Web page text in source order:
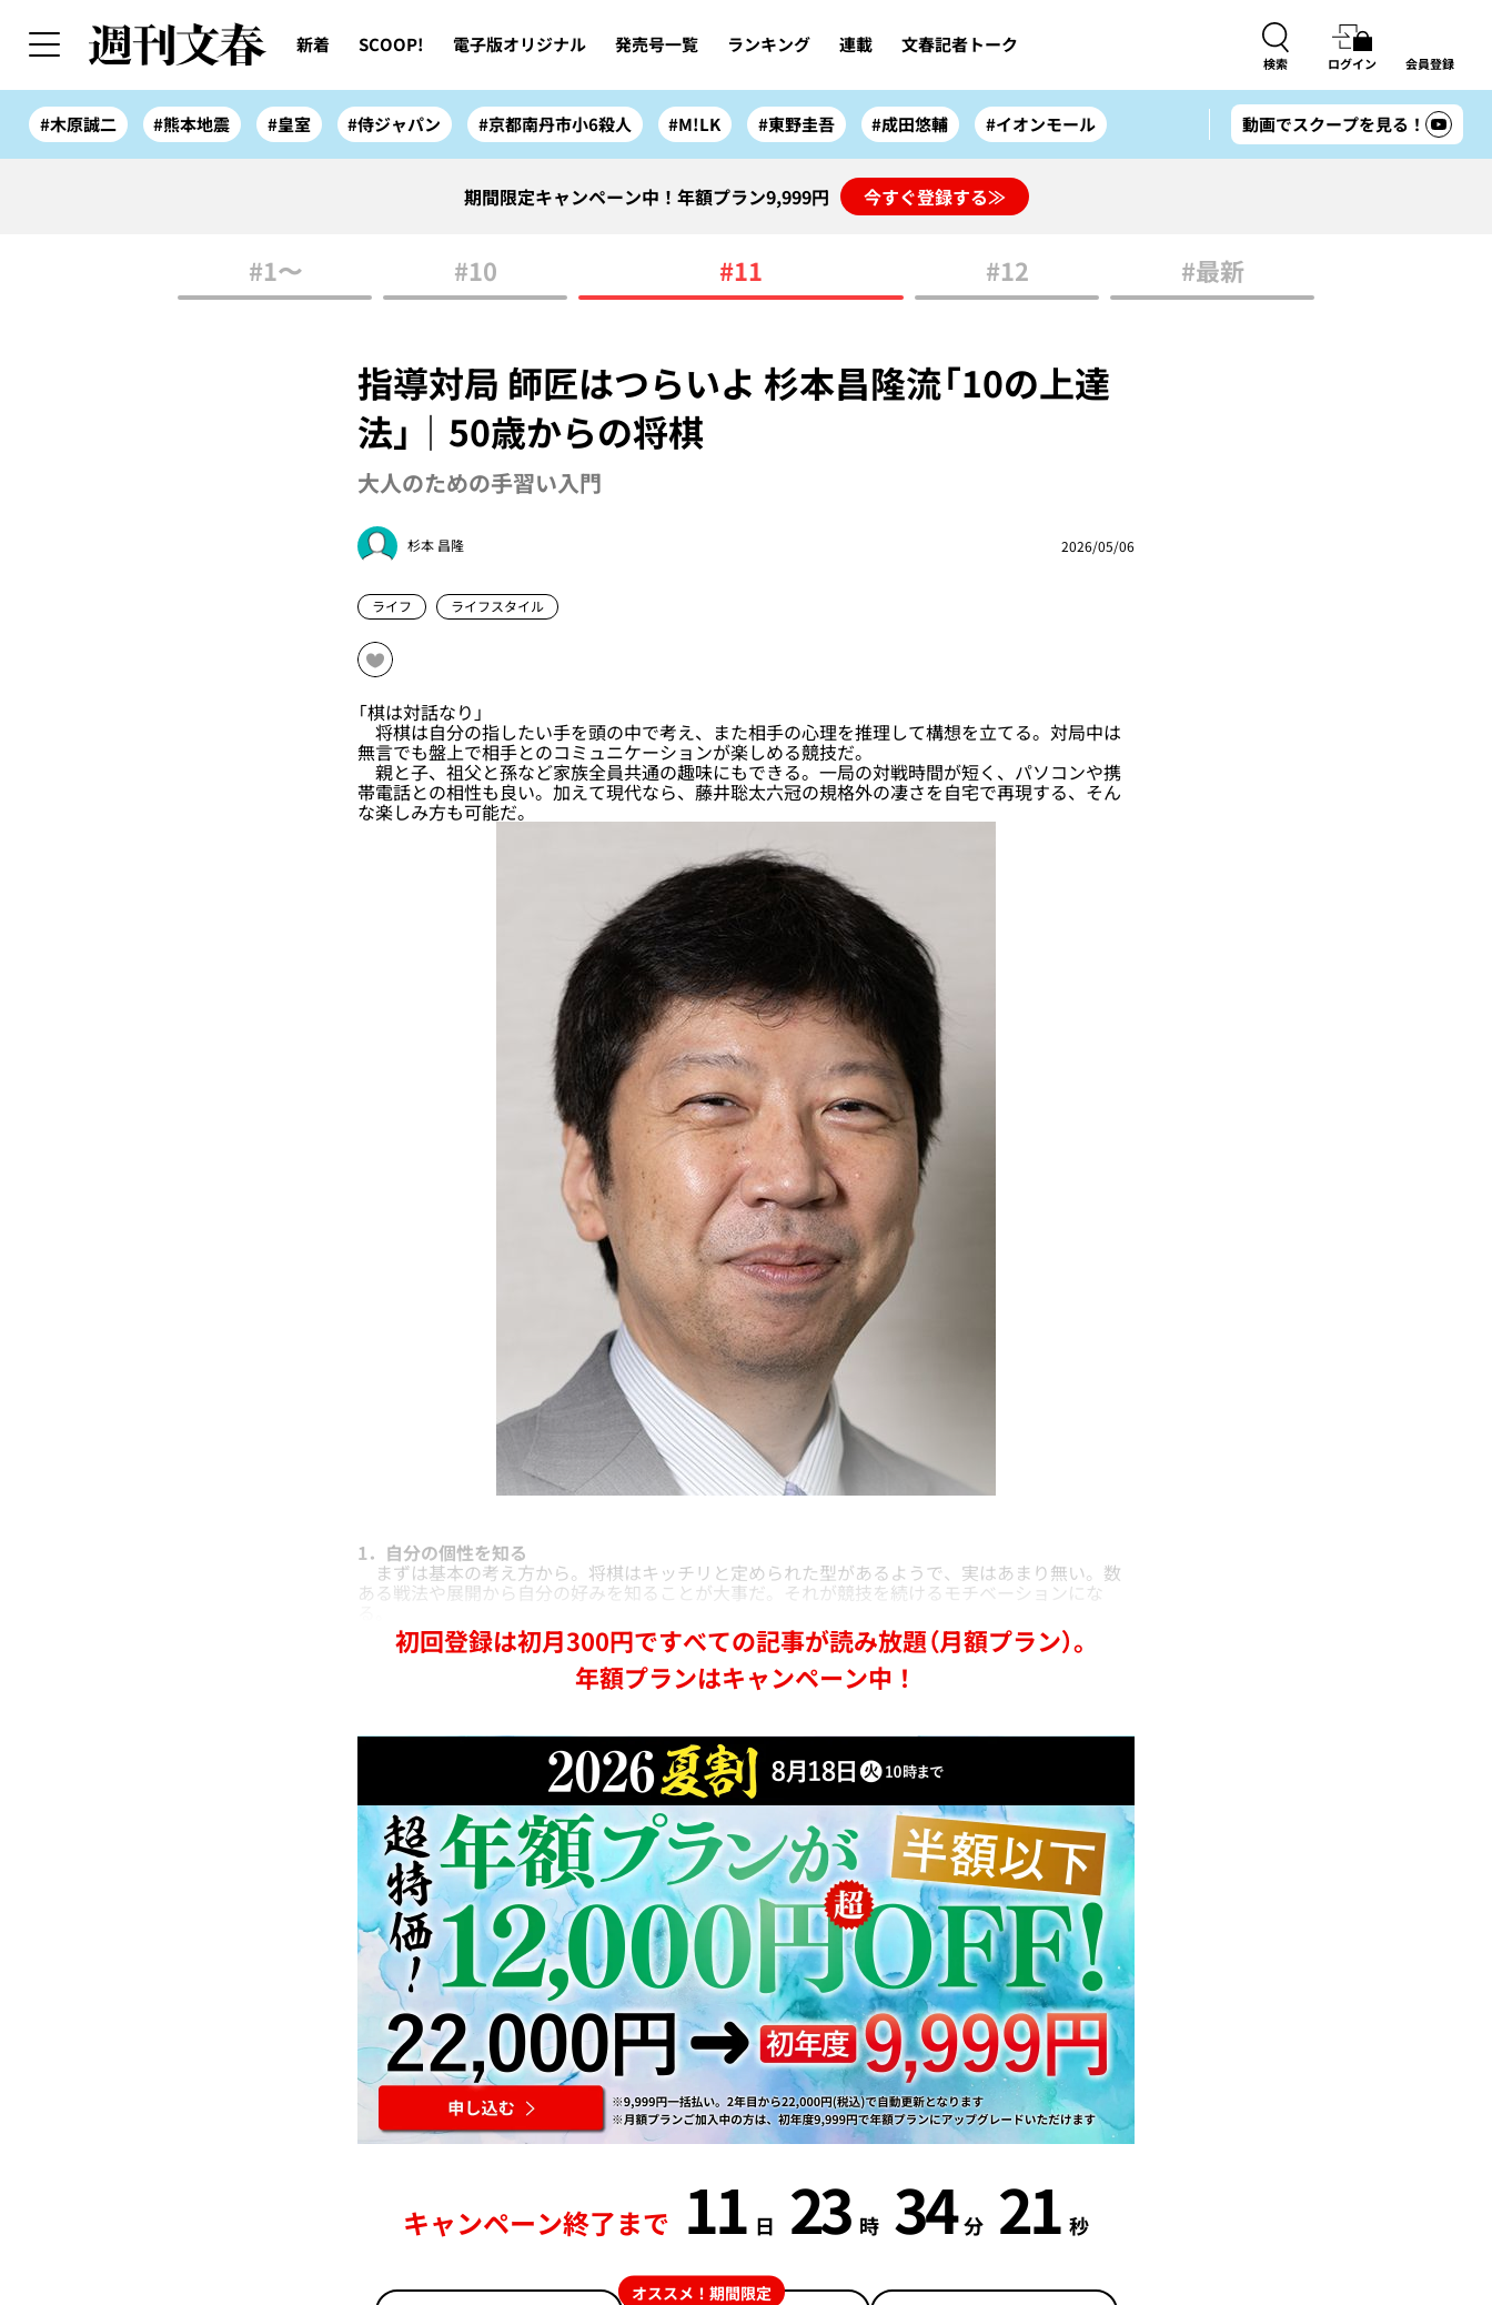
新着 SCOOP! 電子版オリジナル 発売号一覧 ランキング 連載 文春記者トーク
検索 ログイン 会員登録
#木原誠二 #熊本地震 #皇室 #侍ジャパン #京都南丹市小6殺人 #M!LK #東野圭吾 #成田悠輔 #イオンモール 動画でスクープを見る！
期間限定キャンペーン中！年額プラン9,999円 今すぐ登録する≫
#1〜 #10 #11 #12 #最新
指導対局 師匠はつらいよ 杉本昌隆流「10の上達
法」｜50歳からの将棋
大人のための手習い入門
杉本 昌隆 2026/05/06
ライフ ライフスタイル
「棋は対話なり」
将棋は自分の指したい手を頭の中で考え、また相手の心理を推理して構想を立てる。対局中は
無言でも盤上で相手とのコミュニケーションが楽しめる競技だ。
親と子、祖父と孫など家族全員共通の趣味にもできる。一局の対戦時間が短く、パソコンや携
帯電話との相性も良い。加えて現代なら、藤井聡太六冠の規格外の凄さを自宅で再現する、そん
な楽しみ方も可能だ。
1．自分の個性を知る
まずは基本の考え方から。将棋はキッチリと定められた型があるようで、実はあまり無い。数
ある戦法や展開から自分の好みを知ることが大事だ。それが競技を続けるモチベーションにな
初回登録は初月300円ですべての記事が読み放題（月額プラン）。
年額プランはキャンペーン中！
キャンペーン終了まで 11 日 23 時 34 分 20 秒
オススメ！期間限定